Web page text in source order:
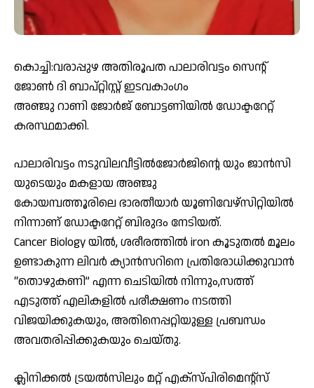
കൊച്ചി:വരാപ്പുഴ അതിരൂപത പാലാരിവട്ടം സെൻ്റ്
ജോൺ ദി ബാപ്റ്റിസ്റ്റ് ഇടവകാംഗം
അഞ്ജു റാണി ജോർജ് ബോട്ടണിയിൽ ഡോക്ടറേറ്റ്
കരസ്ഥമാക്കി.
പാലാരിവട്ടം നടുവിലവീട്ടിൽജോർജിന്റെ യും ജാൻസി
യുടെയും മകളായ അഞ്ജു
കോയമ്പത്തൂരിലെ ഭാരതീയാർ യൂണിവേഴ്സിറ്റിയിൽ
നിന്നാണ് ഡോക്ടറേറ്റ് ബിരുദം നേടിയത്.
Cancer Biology യിൽ, ശരീരത്തിൽ iron കൂടുതൽ മൂലം
ഉണ്ടാകുന്ന ലിവർ ക്യാൻസറിനെ പ്രതിരോധിക്കുവാൻ
“തൊഴുകണി” എന്ന ചെടിയിൽ നിന്നും,സത്ത്
എടുത്ത് എലികളിൽ പരീക്ഷണം നടത്തി
വിജയിക്കുകയും, അതിനെപ്പറ്റിയുള്ള പ്രബന്ധം
അവതരിപ്പിക്കുകയും ചെയ്തു.
ക്ലിനിക്കൽ ട്രയൽസിലും മറ്റ് എക്സ്പിരിമെന്റ്സ്